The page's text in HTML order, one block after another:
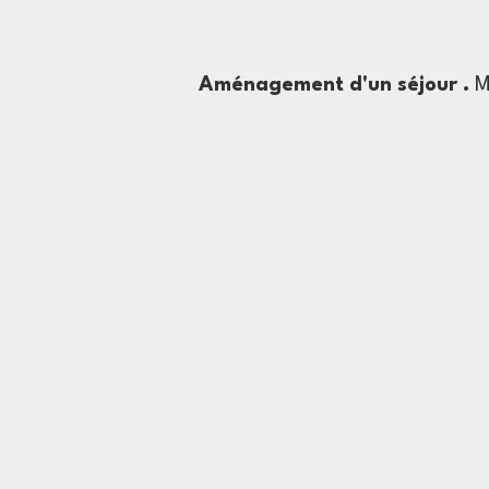
Aménagement d'un séjour .